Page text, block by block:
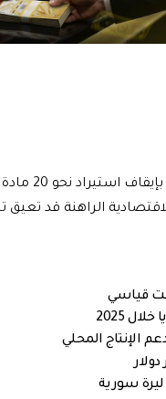
ويُذكر أن
الراهنة قد
قياسي